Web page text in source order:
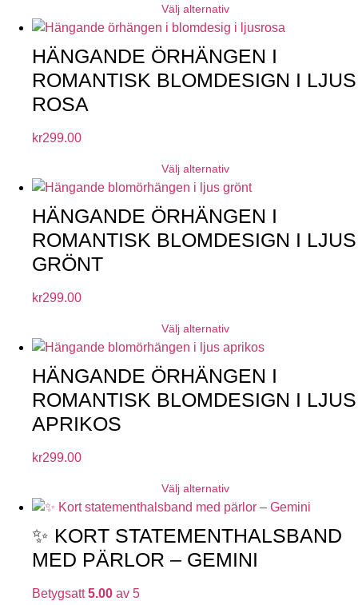
Välj alternativ
HÄNGANDE ÖRHÄNGEN I
ROMANTISK BLOMDESIGN I LJUS
ROSA
kr299.00
Välj alternativ
HÄNGANDE ÖRHÄNGEN I
ROMANTISK BLOMDESIGN I LJUS
GRÖNT
kr299.00
Välj alternativ
HÄNGANDE ÖRHÄNGEN I
ROMANTISK BLOMDESIGN I LJUS
APRIKOS
kr299.00
Välj alternativ
✨ KORT STATEMENTHALSBAND
MED PÄRLOR – GEMINI
Betygsatt5.00 av 5